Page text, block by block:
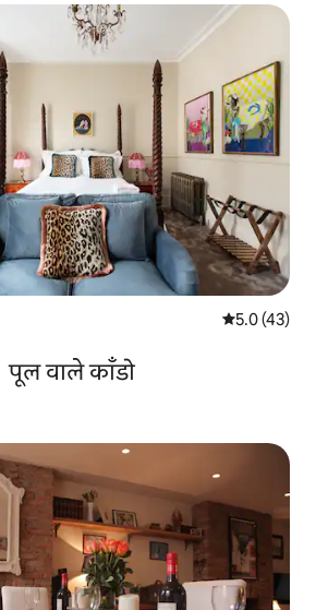
औसत रेटिंग 5
5.0 (43)
पूल वाले काँडो